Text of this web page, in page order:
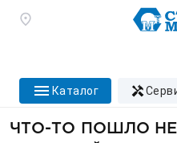
каталог
ЧТО-ТО ПОШЛО НЕ